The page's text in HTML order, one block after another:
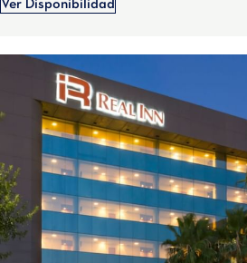
Ver Disponibilidad